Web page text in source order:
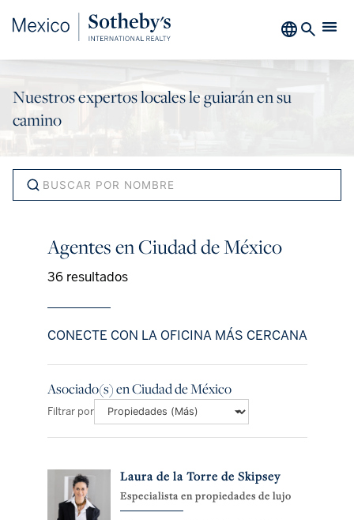
Nuestros expertos locales le guiarán en su
camino
Agentes en Ciudad de México
36 resultados
CONECTE CON LA OFICINA MÁS CERCANA
Asociado(s) en Ciudad de México
Filtrar por
Laura de la Torre de Skipsey
Especialista en propiedades de lujo